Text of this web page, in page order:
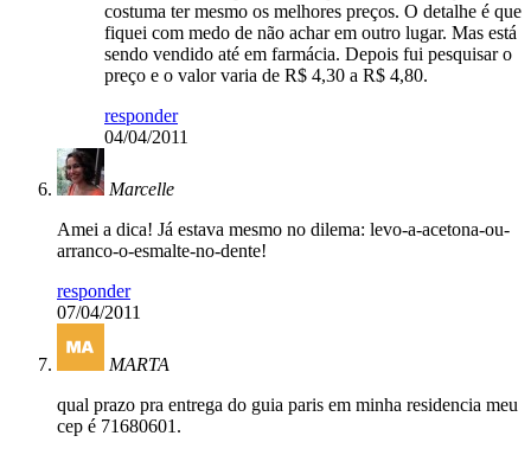
costuma ter mesmo os melhores preços. O detalhe é que
fiquei com medo de não achar em outro lugar. Mas está
sendo vendido até em farmácia. Depois fui pesquisar o
preço e o valor varia de R$ 4,30 a R$ 4,80.
responder
04/04/2011
Marcelle
Amei a dica! Já estava mesmo no dilema: levo-a-acetona-ou-
arranco-o-esmalte-no-dente!
responder
07/04/2011
MARTA
qual prazo pra entrega do guia paris em minha residencia meu
cep é 71680601.